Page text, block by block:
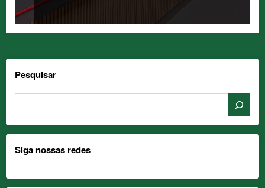
Pesquisar
Siga nossas redes